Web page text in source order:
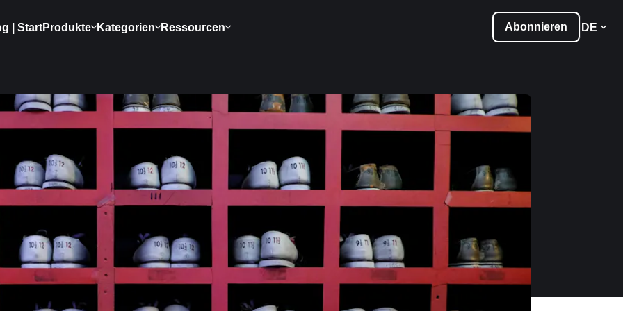
| StartProdukte Kategorien Ressourcen Abonnieren DE